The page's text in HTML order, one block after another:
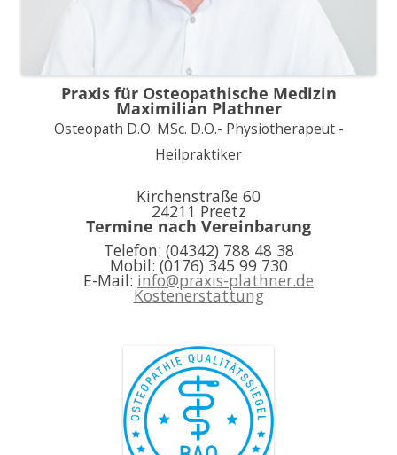
Praxis für Osteopathische Medizin
Maximilian Plathner
Osteopath D.O. MSc. D.O.- Physiotherapeut -
Heilpraktiker
Kirchenstraße 60
24211 Preetz
Termine nach Vereinbarung
Telefon: (04342) 788 48 38
Mobil: (0176) 345 99 730
E-Mail: info@praxis-plathner.de
Kostenerstattung